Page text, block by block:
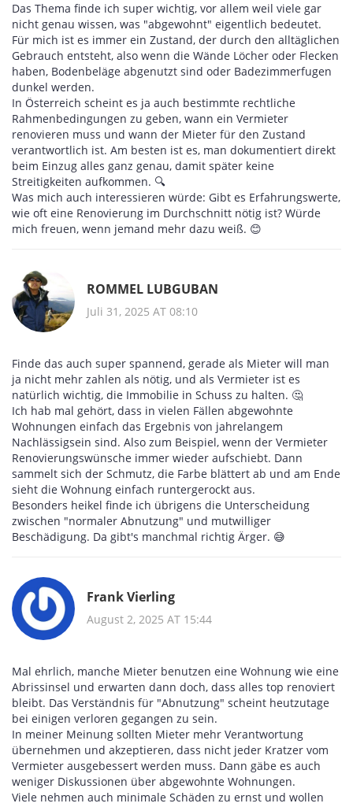
Das Thema finde ich super wichtig, vor allem weil viele gar
nicht genau wissen, was "abgewohnt" eigentlich bedeutet.
Für mich ist es immer ein Zustand, der durch den alltäglichen
Gebrauch entsteht, also wenn die Wände Löcher oder Flecken
haben, Bodenbeläge abgenutzt sind oder Badezimmerfugen
dunkel werden.
In Österreich scheint es ja auch bestimmte rechtliche
Rahmenbedingungen zu geben, wann ein Vermieter
renovieren muss und wann der Mieter für den Zustand
verantwortlich ist. Am besten ist es, man dokumentiert direkt
beim Einzug alles ganz genau, damit später keine
Streitigkeiten aufkommen. 🔍
Was mich auch interessieren würde: Gibt es Erfahrungswerte,
wie oft eine Renovierung im Durchschnitt nötig ist? Würde
mich freuen, wenn jemand mehr dazu weiß. 😊
ROMMEL LUBGUBAN
Juli 31, 2025 AT 08:10
Finde das auch super spannend, gerade als Mieter will man
ja nicht mehr zahlen als nötig, und als Vermieter ist es
natürlich wichtig, die Immobilie in Schuss zu halten. 🤔
Ich hab mal gehört, dass in vielen Fällen abgewohnte
Wohnungen einfach das Ergebnis von jahrelangem
Nachlässigsein sind. Also zum Beispiel, wenn der Vermieter
Renovierungswünsche immer wieder aufschiebt. Dann
sammelt sich der Schmutz, die Farbe blättert ab und am Ende
sieht die Wohnung einfach runtergerockt aus.
Besonders heikel finde ich übrigens die Unterscheidung
zwischen "normaler Abnutzung" und mutwilliger
Beschädigung. Da gibt's manchmal richtig Ärger. 😅
Frank Vierling
August 2, 2025 AT 15:44
Mal ehrlich, manche Mieter benutzen eine Wohnung wie eine
Abrissinsel und erwarten dann doch, dass alles top renoviert
bleibt. Das Verständnis für "Abnutzung" scheint heutzutage
bei einigen verloren gegangen zu sein.
In meiner Meinung sollten Mieter mehr Verantwortung
übernehmen und akzeptieren, dass nicht jeder Kratzer vom
Vermieter ausgebessert werden muss. Dann gäbe es auch
weniger Diskussionen über abgewohnte Wohnungen.
Viele nehmen auch minimale Schäden zu ernst und wollen